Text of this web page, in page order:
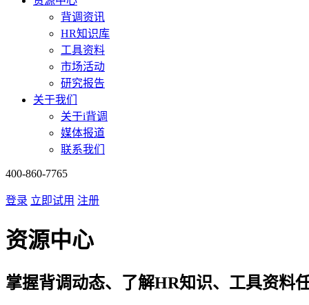
背调资讯
HR知识库
工具资料
市场活动
研究报告
关于我们
关于i背调
媒体报道
联系我们
400-860-7765
登录 立即试用 注册
资源中心
掌握背调动态、了解HR知识、工具资料